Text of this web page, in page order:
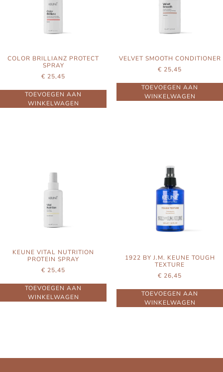
COLOR BRILLIANZ PROTECT
SPRAY
€ 25,45
TOEVOEGEN AAN
WINKELWAGEN
VELVET SMOOTH CONDITIONER
€ 25,45
TOEVOEGEN AAN
WINKELWAGEN
KEUNE VITAL NUTRITION
PROTEIN SPRAY
€ 25,45
TOEVOEGEN AAN
WINKELWAGEN
1922 BY J.M. KEUNE TOUGH
TEXTURE
€ 26,45
TOEVOEGEN AAN
WINKELWAGEN